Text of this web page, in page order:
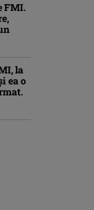
FMI.
la
ea o